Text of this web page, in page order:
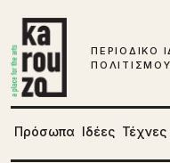
ΠΕΡΙΟΔΙΚΟ
ΠΟΛΙΤΙΣΜΟΥ
Πρόσωπα Ιδέες Τέχνες